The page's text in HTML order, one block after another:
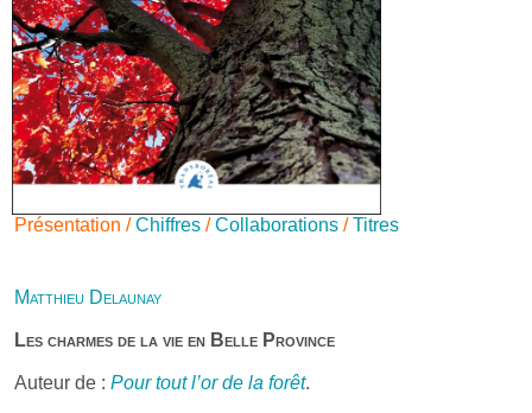
Présentation /Chiffres /Collaborations /Titres
Matthieu Delaunay
Les charmes de la vie en Belle Province
Auteur de : Pour tout l’or de la forêt.